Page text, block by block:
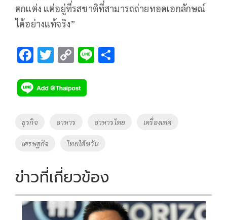
ตกแต่ง แต่อยู่ที่รสชาติที่สามารถถ่ายทอดเอกลักษณ์
ได้อย่างแท้จริง”
F
e
b
o
o
k
T
tt
er
C
p
y
Li
n
k
Li
Tags
ธุรกิจ อาหาร อาหารไทย เครื่องเทศ
เศรษฐกิจ ไทยไต้หวัน
ข่าวที่เกี่ยวข้อง